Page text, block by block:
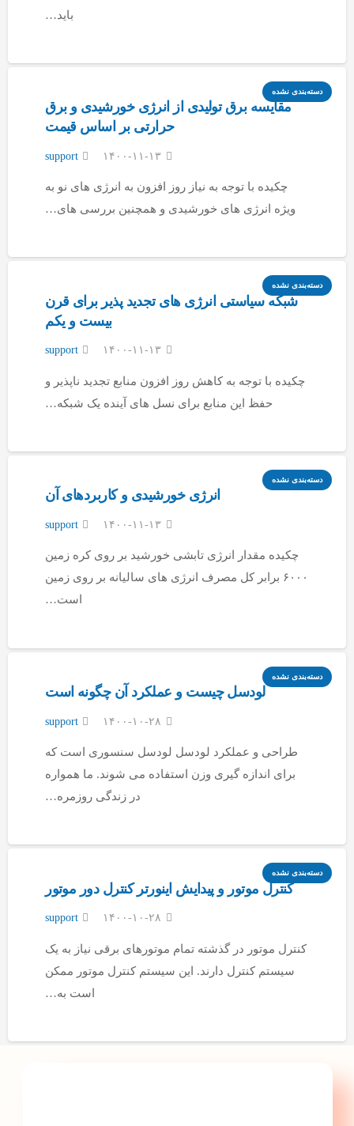
باید…
دسته‌بندی نشده
مقایسه برق تولیدی از انرژی خورشیدی و برق
حرارتی بر اساس قیمت
۱۴۰۰-۱۱-۱۳ support
چکیده با توجه به نیاز روز افزون به انرژی های نو به
ویژه انرژی های خورشیدی و همچنین بررسی های…
دسته‌بندی نشده
شبکه سیاستی انرژی های تجدید پذیر برای قرن
بیست و یکم
۱۴۰۰-۱۱-۱۳ support
چکیده با توجه به کاهش روز افزون منابع تجدید ناپذیر و
حفظ این منابع برای نسل های آینده یک شبکه…
دسته‌بندی نشده
انرژی خورشیدی و کاربردهای آن
۱۴۰۰-۱۱-۱۳ support
چکیده مقدار انرژی تابشی خورشید بر روی کره زمین
۶۰۰۰ برابر کل مصرف انرژی های سالیانه بر روی زمین
است…
دسته‌بندی نشده
لودسل چیست و عملکرد آن چگونه است
۱۴۰۰-۱۰-۲۸ support
طراحی و عملکرد لودسل لودسل سنسوری است که
برای اندازه گیری وزن استفاده می شوند. ما همواره
در زندگی روزمره…
دسته‌بندی نشده
کنترل موتور و پیدایش اینورتر کنترل دور موتور
۱۴۰۰-۱۰-۲۸ support
کنترل موتور در گذشته تمام موتورهای برقی نیاز به یک
سیستم کنترل دارند. این سیستم کنترل موتور ممکن
است به…